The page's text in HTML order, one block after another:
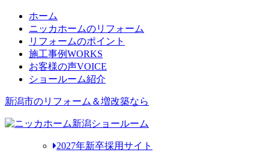
ホーム
ニッカホームのリフォーム
リフォームのポイント
施工事例WORKS
お客様の声VOICE
ショールーム紹介
新潟市のリフォーム＆増改築なら
2027年新卒採用サイト